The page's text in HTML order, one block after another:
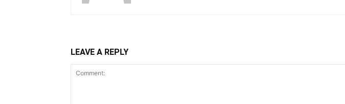
LEAVE A REPLY